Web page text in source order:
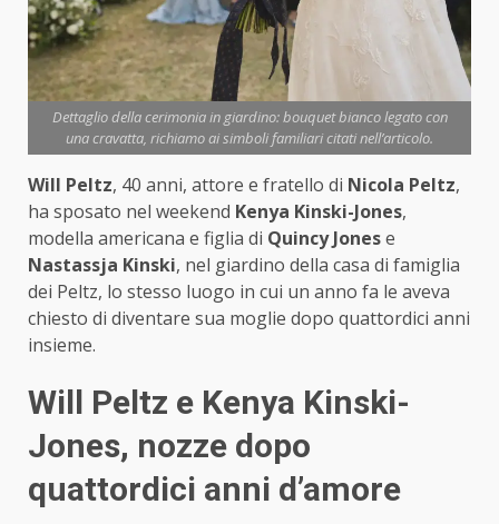
Dettaglio della cerimonia in giardino: bouquet bianco legato con
una cravatta, richiamo ai simboli familiari citati nell’articolo.
Will Peltz, 40 anni, attore e fratello di Nicola Peltz,
ha sposato nel weekend Kenya Kinski-Jones,
modella americana e figlia di Quincy Jonese
Nastassja Kinski, nel giardino della casa di famiglia
dei Peltz, lo stesso luogo in cui un anno fa le aveva
chiesto di diventare sua moglie dopo quattordici anni
insieme.
Will Peltz e Kenya Kinski-
Jones, nozze dopo
quattordici anni d’amore